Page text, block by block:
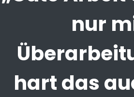
nur
hart das